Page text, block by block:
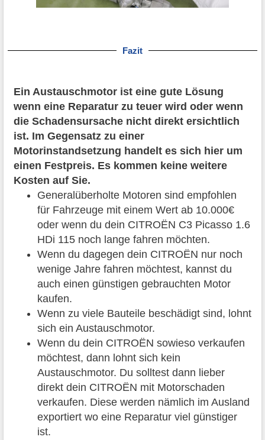
Fazit
Ein Austauschmotor ist eine gute Lösung
wenn eine Reparatur zu teuer wird oder wenn
die Schadensursache nicht direkt ersichtlich
ist. Im Gegensatz zu einer
Motorinstandsetzung handelt es sich hier um
einen Festpreis. Es kommen keine weitere
Kosten auf Sie.
Generalüberholte Motoren sind empfohlen
für Fahrzeuge mit einem Wert ab 10.000€
oder wenn du dein CITROËN C3 Picasso 1.6
HDi 115 noch lange fahren möchten.
Wenn du dagegen dein CITROËN nur noch
wenige Jahre fahren möchtest, kannst du
auch einen günstigen gebrauchten Motor
kaufen.
Wenn zu viele Bauteile beschädigt sind, lohnt
sich ein Austauschmotor.
Wenn du dein CITROËN sowieso verkaufen
möchtest, dann lohnt sich kein
Austauschmotor. Du solltest dann lieber
direkt dein CITROËN mit Motorschaden
verkaufen. Diese werden nämlich im Ausland
exportiert wo eine Reparatur viel günstiger
ist.